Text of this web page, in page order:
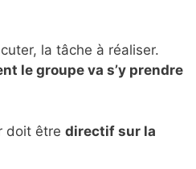
la tâche à réaliser.
le groupe va s’y prendre
doit être directif sur la